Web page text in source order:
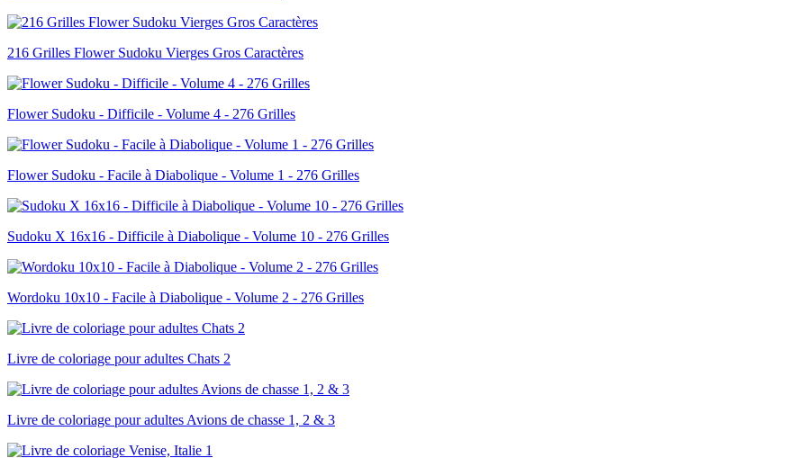
216 Grilles Flower Sudoku Vierges Gros Caractères
Flower Sudoku - Difficile - Volume 4 - 276 Grilles
Flower Sudoku - Facile à Diabolique - Volume 1 - 276 Grilles
Sudoku X 16x16 - Difficile à Diabolique - Volume 10 - 276 Grilles
Wordoku 10x10 - Facile à Diabolique - Volume 2 - 276 Grilles
Livre de coloriage pour adultes Chats 2
Livre de coloriage pour adultes Avions de chasse 1, 2 & 3